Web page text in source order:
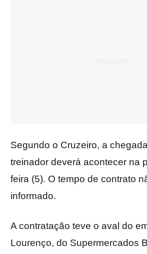
Segundo o Cruzeiro, a
treinador deverá acontecer na
feira (5). O tempo de contrato
informado.
A contratação teve o aval do
Lourenço, do Supermercados